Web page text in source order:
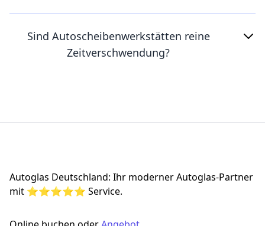
Sind Autoscheibenwerkstätten reine
Zeitverschwendung?
Autoglas Deutschland: Ihr moderner Autoglas-Partner
mit ⭐⭐⭐⭐⭐ Service.